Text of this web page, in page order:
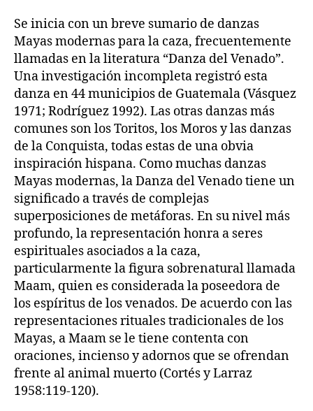
Se inicia con un breve sumario de danzas
Mayas modernas para la caza, frecuentemente
llamadas en la literatura “Danza del Venado”.
Una investigación incompleta registró esta
danza en 44 municipios de Guatemala (Vásquez
1971; Rodríguez 1992). Las otras danzas más
comunes son los Toritos, los Moros y las danzas
de la Conquista, todas estas de una obvia
inspiración hispana. Como muchas danzas
Mayas modernas, la Danza del Venado tiene un
significado a través de complejas
superposiciones de metáforas. En su nivel más
profundo, la representación honra a seres
espirituales asociados a la caza,
particularmente la figura sobrenatural llamada
Maam, quien es considerada la poseedora de
los espíritus de los venados. De acuerdo con las
representaciones rituales tradicionales de los
Mayas, a Maam se le tiene contenta con
oraciones, incienso y adornos que se ofrendan
frente al animal muerto (Cortés y Larraz
1958:119-120).